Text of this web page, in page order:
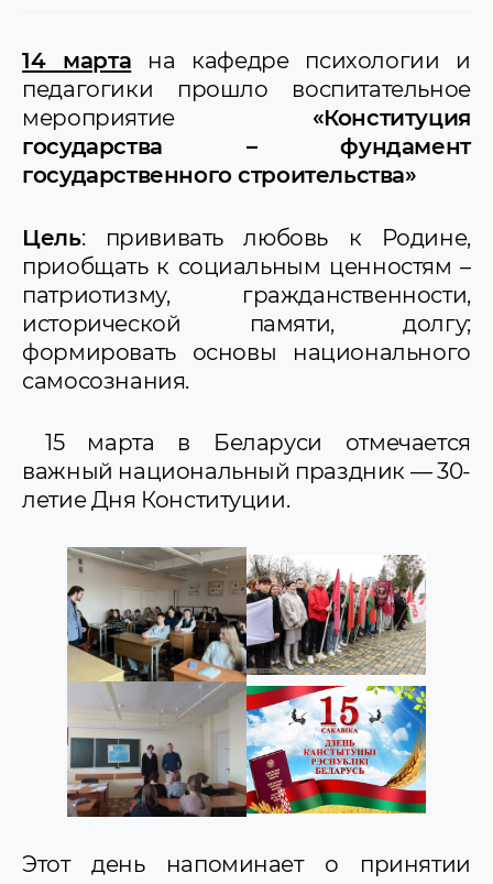
14 марта на кафедре психологии и
педагогики прошло воспитательное
мероприятие «Конституция
государства – фундамент
государственного строительства»
Цель: прививать любовь к Родине,
приобщать к социальным ценностям –
патриотизму, гражданственности,
исторической памяти, долгу;
формировать основы национального
самосознания.
15 марта в Беларуси отмечается
важный национальный праздник — 30-
летие Дня Конституции.
Этот день напоминает о принятии